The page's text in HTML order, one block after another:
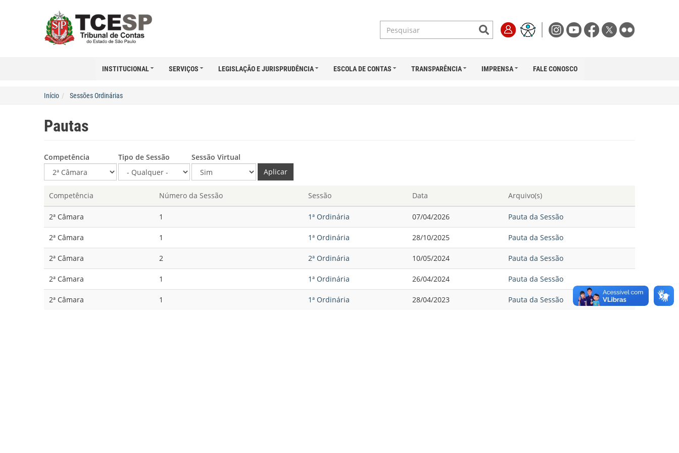
INSTITUCIONAL SERVIÇOS LEGISLAÇÃO E JURISPRUDÊNCIA ESCOLA DE CONTAS TRANSPARÊNCIA IMPRENSA FALE CONOSCO
Início Sessões Ordinárias
Pautas
Competência Tipo de Sessão
Sessão Virtual
Aplicar
Competência Número da Sessão Sessão Data Arquivo(s)
2ª Câmara 1 1ª Ordinária 07/04/2026 Pauta da Sessão
2ª Câmara 1 1ª Ordinária 28/10/2025 Pauta da Sessão
2ª Câmara 2 2ª Ordinária 10/05/2024 Pauta da Sessão
2ª Câmara 1 1ª Ordinária 26/04/2024 Pauta da Sessão
2ª Câmara 1 1ª Ordinária 28/04/2023 Pauta da Sessão